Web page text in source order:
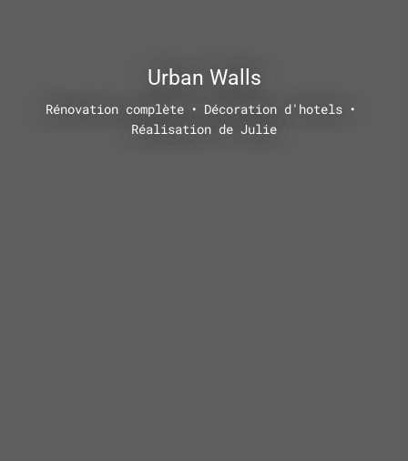
Urban Walls
Rénovation complète
Décoration d'hotels
Réalisation de Julie